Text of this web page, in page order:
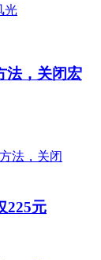
法，关闭宏
225元